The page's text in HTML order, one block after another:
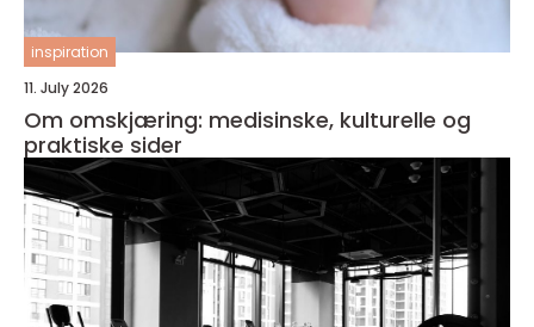
inspiration
11. July 2026
Om omskjæring: medisinske, kulturelle og
praktiske sider